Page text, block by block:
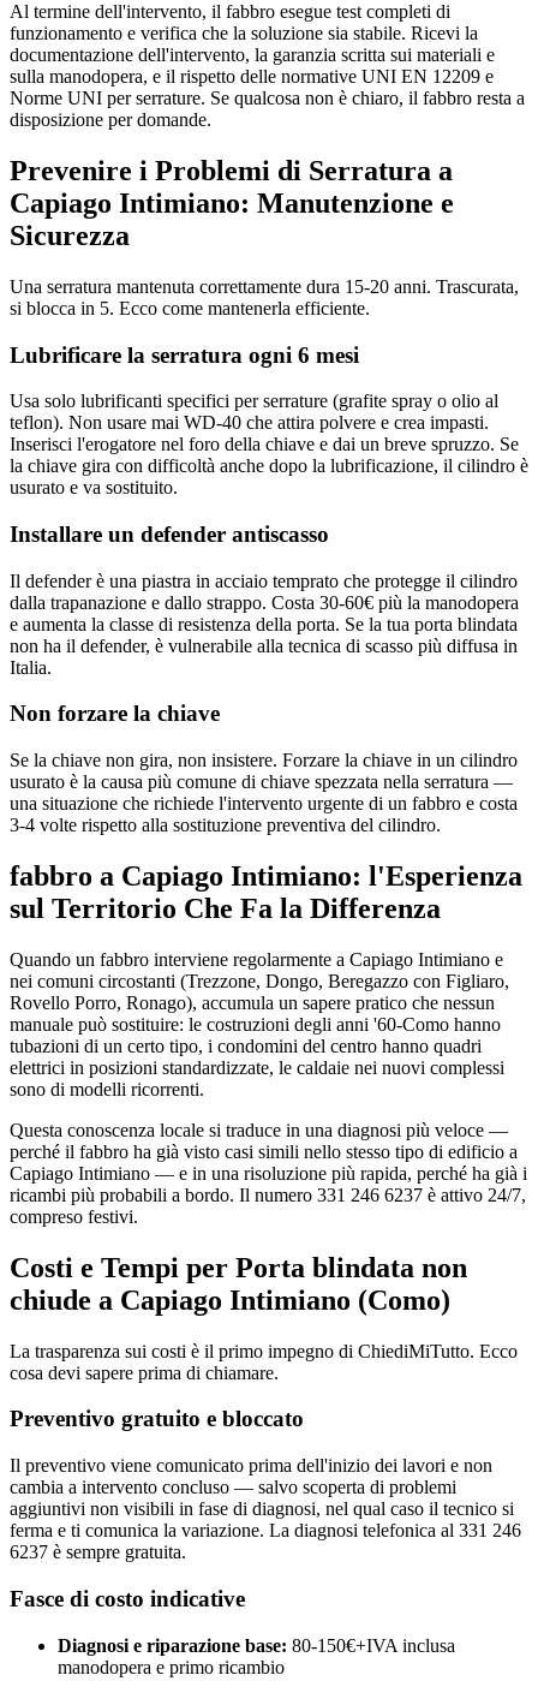
Al termine dell'intervento, il fabbro esegue test completi di
funzionamento e verifica che la soluzione sia stabile. Ricevi la
documentazione dell'intervento, la garanzia scritta sui materiali e
sulla manodopera, e il rispetto delle normative UNI EN 12209 e
Norme UNI per serrature. Se qualcosa non è chiaro, il fabbro resta a
disposizione per domande.
Prevenire i Problemi di Serratura a
Capiago Intimiano: Manutenzione e
Sicurezza
Una serratura mantenuta correttamente dura 15-20 anni. Trascurata,
si blocca in 5. Ecco come mantenerla efficiente.
Lubrificare la serratura ogni 6 mesi
Usa solo lubrificanti specifici per serrature (grafite spray o olio al
teflon). Non usare mai WD-40 che attira polvere e crea impasti.
Inserisci l'erogatore nel foro della chiave e dai un breve spruzzo. Se
la chiave gira con difficoltà anche dopo la lubrificazione, il cilindro è
usurato e va sostituito.
Installare un defender antiscasso
Il defender è una piastra in acciaio temprato che protegge il cilindro
dalla trapanazione e dallo strappo. Costa 30-60€ più la manodopera
e aumenta la classe di resistenza della porta. Se la tua porta blindata
non ha il defender, è vulnerabile alla tecnica di scasso più diffusa in
Italia.
Non forzare la chiave
Se la chiave non gira, non insistere. Forzare la chiave in un cilindro
usurato è la causa più comune di chiave spezzata nella serratura —
una situazione che richiede l'intervento urgente di un fabbro e costa
3-4 volte rispetto alla sostituzione preventiva del cilindro.
fabbro a Capiago Intimiano: l'Esperienza
sul Territorio Che Fa la Differenza
Quando un fabbro interviene regolarmente a Capiago Intimiano e
nei comuni circostanti (Trezzone, Dongo, Beregazzo con Figliaro,
Rovello Porro, Ronago), accumula un sapere pratico che nessun
manuale può sostituire: le costruzioni degli anni '60-Como hanno
tubazioni di un certo tipo, i condomini del centro hanno quadri
elettrici in posizioni standardizzate, le caldaie nei nuovi complessi
sono di modelli ricorrenti.
Questa conoscenza locale si traduce in una diagnosi più veloce —
perché il fabbro ha già visto casi simili nello stesso tipo di edificio a
Capiago Intimiano — e in una risoluzione più rapida, perché ha già i
ricambi più probabili a bordo. Il numero 331 246 6237 è attivo 24/7,
compreso festivi.
Costi e Tempi per Porta blindata non
chiude a Capiago Intimiano (Como)
La trasparenza sui costi è il primo impegno di ChiediMiTutto. Ecco
cosa devi sapere prima di chiamare.
Preventivo gratuito e bloccato
Il preventivo viene comunicato prima dell'inizio dei lavori e non
cambia a intervento concluso — salvo scoperta di problemi
aggiuntivi non visibili in fase di diagnosi, nel qual caso il tecnico si
ferma e ti comunica la variazione. La diagnosi telefonica al 331 246
6237 è sempre gratuita.
Fasce di costo indicative
Diagnosi e riparazione base: 80-150€+IVA inclusa
manodopera e primo ricambio